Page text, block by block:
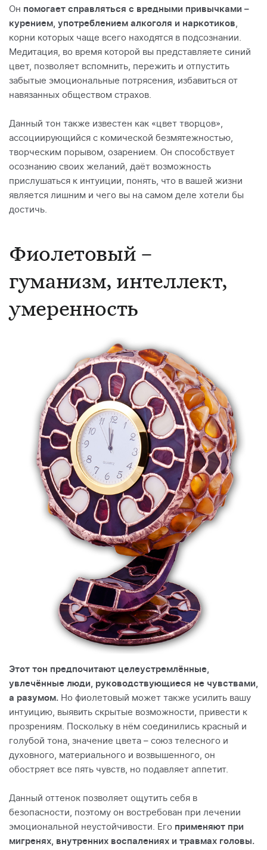
Он помогает справляться с вредными привычками –
курением, употреблением алкоголя и наркотиков
корни которых чаще всего находятся в подсознании.
Медитация, во время которой вы представляете синий
цвет, позволяет вспомнить, пережить и отпустить
забытые эмоциональные потрясения, избавиться от
навязанных обществом страхов.
Данный тон также известен как «цвет творцов»,
ассоциирующийся с комической безмятежностью,
творческим порывом, озарением. Он способствует
осознанию своих желаний, даёт возможность
прислушаться к интуиции, понять, что в вашей жизни
является лишним и чего вы на самом деле хотели бы
достичь.
Фиолетовый –
гуманизм, интеллект,
умеренность
Этот тон предпочитают целеустремлённые,
увлечённые люди, руководствующиеся не чувствами,
а разумом. Но фиолетовый может также усилить вашу
интуицию, выявить скрытые возможности, привести к
прозрениям. Поскольку в нём соединились красный и
голубой тона, значение цвета – союз телесного и
духовного, материального и возвышенного, он
обостряет все пять чувств, но подавляет аппетит.
Данный оттенок позволяет ощутить себя в
безопасности, поэтому он востребован при лечении
эмоциональной неустойчивости. Его применяют при
мигренях, внутренних воспалениях и травмах головы.